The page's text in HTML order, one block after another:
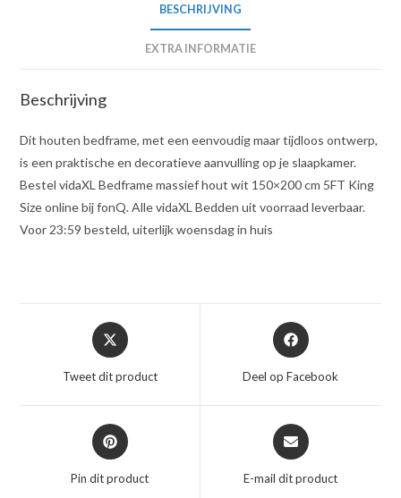
BESCHRIJVING
EXTRA INFORMATIE
Beschrijving
Dit houten bedframe, met een eenvoudig maar tijdloos ontwerp,
is een praktische en decoratieve aanvulling op je slaapkamer.
Bestel vidaXL Bedframe massief hout wit 150×200 cm 5FT King
Size online bij fonQ. Alle vidaXL Bedden uit voorraad leverbaar.
Voor 23:59 besteld, uiterlijk woensdag in huis
Opent
in
nieuw
Tweet dit product
Opent
in
nieuw
Deel op Facebook
Opent
in
nieuw
Pin dit product
Opent
in
nieuw
E-mail dit product